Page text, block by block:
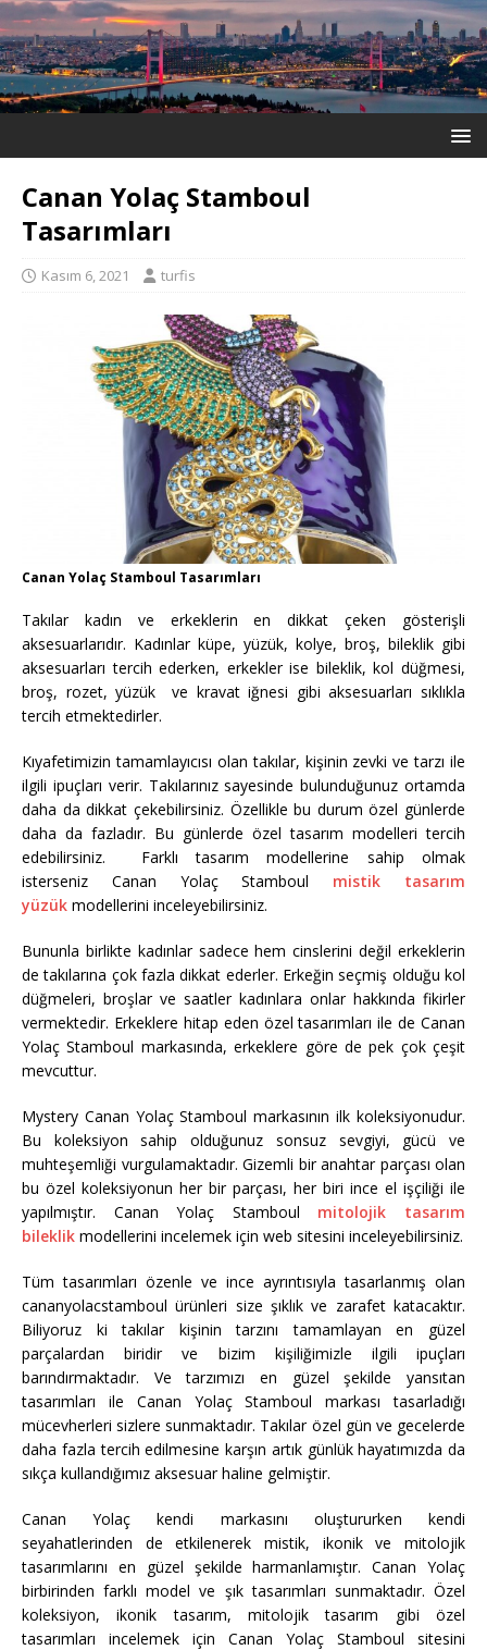
Canan Yolaç Stamboul
Tasarımları
Kasım 6, 2021 turfis
Canan Yolaç Stamboul Tasarımları
Takılar kadın ve erkeklerin en dikkat çeken gösterişli
aksesuarlarıdır. Kadınlar küpe, yüzük, kolye, broş, bileklik gibi
aksesuarları tercih ederken, erkekler ise bileklik, kol düğmesi,
broş, rozet, yüzük ve kravat iğnesi gibi aksesuarları sıklıkla
tercih etmektedirler.
Kıyafetimizin tamamlayıcısı olan takılar, kişinin zevki ve tarzı ile
ilgili ipuçları verir. Takılarınız sayesinde bulunduğunuz ortamda
daha da dikkat çekebilirsiniz. Özellikle bu durum özel günlerde
daha da fazladır. Bu günlerde özel tasarım modelleri tercih
edebilirsiniz. Farklı tasarım modellerine sahip olmak
isterseniz Canan Yolaç Stamboul mistik tasarım
yüzük modellerini inceleyebilirsiniz.
Bununla birlikte kadınlar sadece hem cinslerini değil erkeklerin
de takılarına çok fazla dikkat ederler. Erkeğin seçmiş olduğu kol
düğmeleri, broşlar ve saatler kadınlara onlar hakkında fikirler
vermektedir. Erkeklere hitap eden özel tasarımları ile de Canan
Yolaç Stamboul markasında, erkeklere göre de pek çok çeşit
mevcuttur.
Mystery Canan Yolaç Stamboul markasının ilk koleksiyonudur.
Bu koleksiyon sahip olduğunuz sonsuz sevgiyi, gücü ve
muhteşemliği vurgulamaktadır. Gizemli bir anahtar parçası olan
bu özel koleksiyonun her bir parçası, her biri ince el işçiliği ile
yapılmıştır. Canan Yolaç Stamboul mitolojik tasarım
bileklik modellerini incelemek için web sitesini inceleyebilirsiniz.
Tüm tasarımları özenle ve ince ayrıntısıyla tasarlanmış olan
cananyolacstamboul ürünleri size şıklık ve zarafet katacaktır.
Biliyoruz ki takılar kişinin tarzını tamamlayan en güzel
parçalardan biridir ve bizim kişiliğimizle ilgili ipuçları
barındırmaktadır. Ve tarzımızı en güzel şekilde yansıtan
tasarımları ile Canan Yolaç Stamboul markası tasarladığı
mücevherleri sizlere sunmaktadır. Takılar özel gün ve gecelerde
daha fazla tercih edilmesine karşın artık günlük hayatımızda da
sıkça kullandığımız aksesuar haline gelmiştir.
Canan Yolaç kendi markasını oluştururken kendi
seyahatlerinden de etkilenerek mistik, ikonik ve mitolojik
tasarımlarını en güzel şekilde harmanlamıştır. Canan Yolaç
birbirinden farklı model ve şık tasarımları sunmaktadır. Özel
koleksiyon, ikonik tasarım, mitolojik tasarım gibi özel
tasarımları incelemek için Canan Yolaç Stamboul sitesini